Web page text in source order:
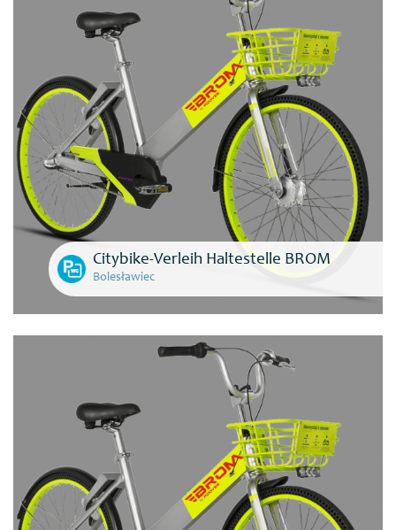
Citybike-Verleih Haltestelle BROM
Bolesławiec